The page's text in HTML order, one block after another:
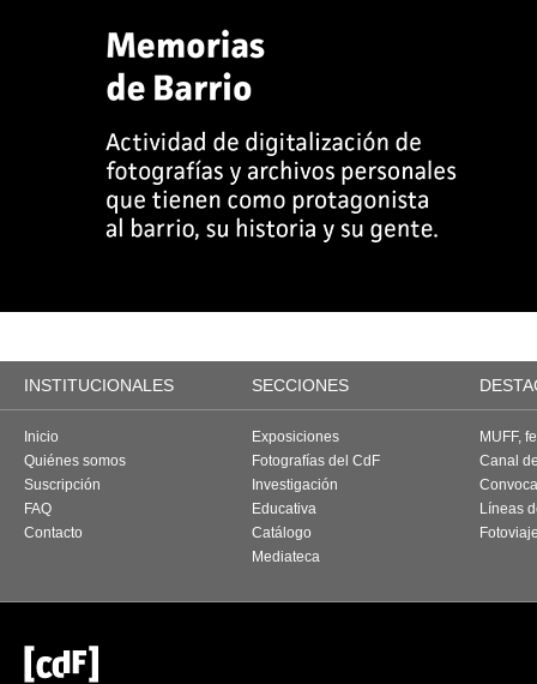
INSTITUCIONALES SECCIONES
Inicio
Quiénes somos
Suscripción
FAQ
Contacto
Exposiciones
Fotografías del CdF
Investigación
Educativa
Catálogo
Mediateca
MUFF,
Canal
Líneas